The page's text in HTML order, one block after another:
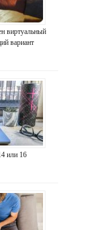
виртуальный
вариант
или 16